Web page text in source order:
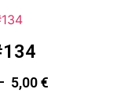
5,00€